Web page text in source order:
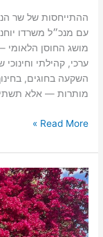
ההתייחסות של שר
עם מנכ״ל משרדו
מושג החוסן הלאומי
ערכי, קהילתי
השקעה בחוגים,
מותרות — אלא
Read More »
יובל
סיון:
האם
אנחנו